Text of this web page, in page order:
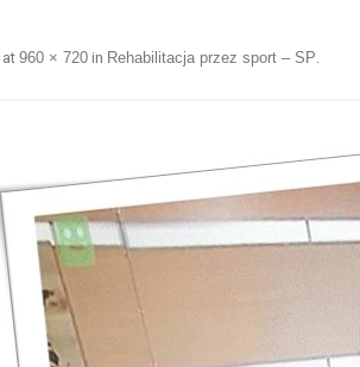
at 960 × 720 in Rehabilitacja przez sport – SP.